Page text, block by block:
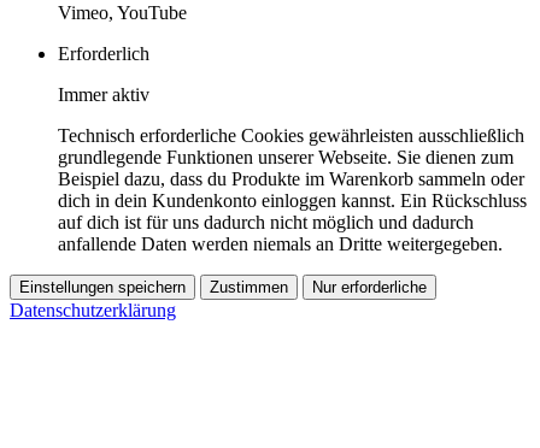
Vimeo, YouTube
Erforderlich
Immer aktiv
Technisch erforderliche Cookies gewährleisten ausschließlich
grundlegende Funktionen unserer Webseite. Sie dienen zum
Beispiel dazu, dass du Produkte im Warenkorb sammeln oder
dich in dein Kundenkonto einloggen kannst. Ein Rückschluss
auf dich ist für uns dadurch nicht möglich und dadurch
anfallende Daten werden niemals an Dritte weitergegeben.
Einstellungen speichern Zustimmen Nur erforderliche
Datenschutzerklärung